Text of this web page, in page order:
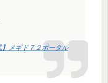
メギド７２ポータル